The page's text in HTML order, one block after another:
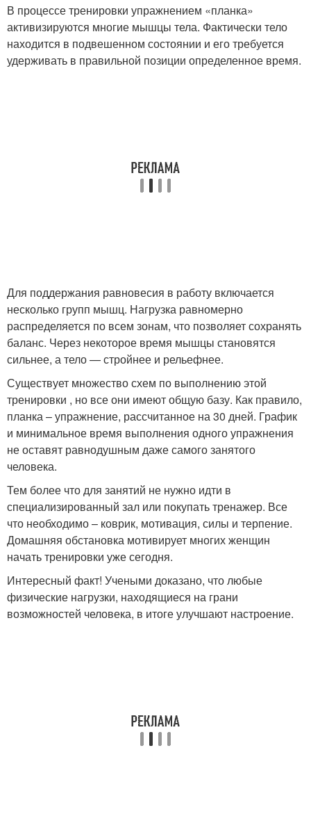
В процессе тренировки упражнением «планка»
активизируются многие мышцы тела. Фактически тело
находится в подвешенном состоянии и его требуется
удерживать в правильной позиции определенное время.
Для поддержания равновесия в работу включается
несколько групп мышц. Нагрузка равномерно
распределяется по всем зонам, что позволяет сохранять
баланс. Через некоторое время мышцы становятся
сильнее, а тело — стройнее и рельефнее.
Существует множество схем по выполнению этой
тренировки , но все они имеют общую базу. Как правило,
планка – упражнение, рассчитанное на 30 дней. График
и минимальное время выполнения одного упражнения
не оставят равнодушным даже самого занятого
человека.
Тем более что для занятий не нужно идти в
специализированный зал или покупать тренажер. Все
что необходимо – коврик, мотивация, силы и терпение.
Домашняя обстановка мотивирует многих женщин
начать тренировки уже сегодня.
Интересный факт! Учеными доказано, что любые
физические нагрузки, находящиеся на грани
возможностей человека, в итоге улучшают настроение.